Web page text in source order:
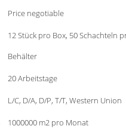
Price negotiable
12 Stück pro Box, 50 Schachteln
Behälter
20 Arbeitstage
L/C, D/A, D/P, T/T, Western Union
1000000 m2 pro Monat